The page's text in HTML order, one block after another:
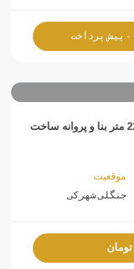
- پیش پرداخت
ویلا مدرن زیبا با 300 متر زمین و 220 متر بنا و پروانه ساخت
موقعیت
جنگلی شهرکی
تومان